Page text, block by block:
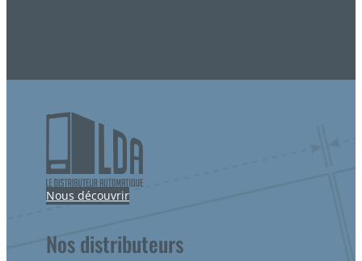
Nous découvrir
Nos distributeurs